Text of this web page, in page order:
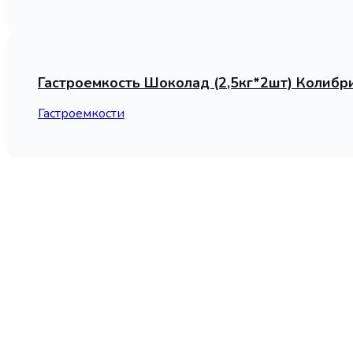
Гастроемкость Шоколад (2,5кг*2шт)
Гастроемкости